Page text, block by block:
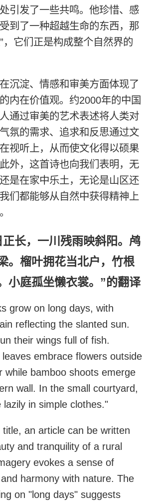
引发了一些共鸣。他珍惜、感
到了一种超越生命的东西，那
”，它们正是构成整个自然界的
沉淀、情感和审美方面体现了
内在价值观。约2000年的中国
通过审美的艺术表述将人类对
氛的需求、追求和反思通过文
视听上，从而使文化得以硕果
外，这首诗也向我们表明，无
是在家中乐土，无论是山区还
们都能够从自然中获得精神上
长，一川残雨映斜阳。鸬
。榴叶拥花当北户，竹根
小庭孤坐懒衣裳。”的翻译
grow on long days, with
reflecting the slanted sun.
their wings full of fish.
embrace flowers outside
while bamboo shoots emerge
wall. In the small courtyard,
lazily in simple clothes."
an article can be written
and tranquility of a rural
evokes a sense of
harmony with nature. The
on "long days" suggests